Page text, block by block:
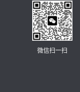
微信扫一扫